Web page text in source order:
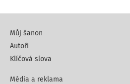
Můj šanon
Autoři
Klíčová slova
Média a reklama